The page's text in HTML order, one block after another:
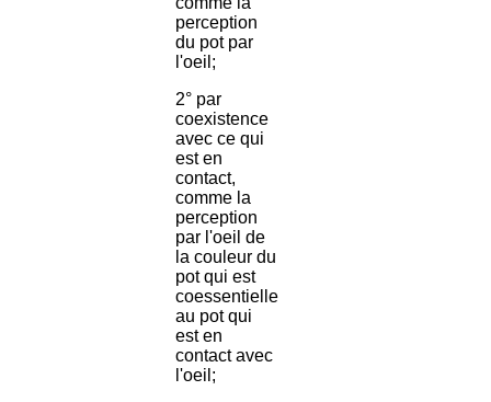
perception
du pot par
l'oeil;
2° par
coexistence
avec ce qui
est en
contact,
comme la
perception
par l'oeil de
la couleur du
pot qui est
coessentielle
au pot qui
est en
contact avec
l'oeil;